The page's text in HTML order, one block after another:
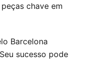
chave em
Barcelona
sucesso pode